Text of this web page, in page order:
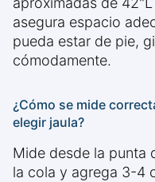
asegura espacio
pueda estar de pie,
cómodamente.
¿Cómo se mide
elegir jaula?
Mide desde la punta
la cola y agrega 3-4